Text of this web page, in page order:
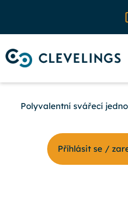
Polyvalentní svářecí
Příhlásit se /